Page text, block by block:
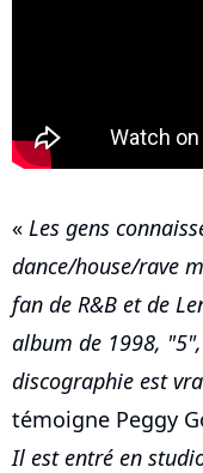
« Les gens
dance/house/rave
fan de R&B et de
album de 1998,
discographie est
témoigne Peggy
Il est entré en